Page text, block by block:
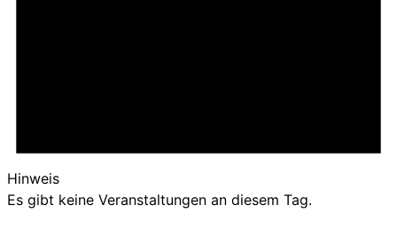
Hinweis
Es gibt keine Veranstaltungen an diesem Tag.